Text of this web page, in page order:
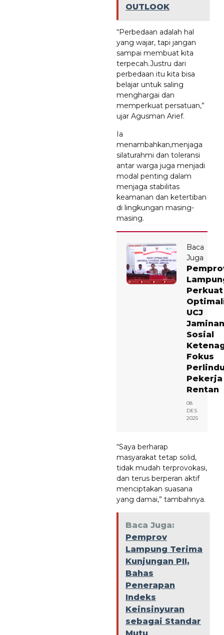
OUTLOOK
“Perbedaan adalah hal
yang wajar, tapi jangan
sampai membuat kita
terpecah.Justru dari
perbedaan itu kita bisa
belajar untuk saling
menghargai dan
memperkuat persatuan,”
ujar Agusman Arief.
Ia
menambahkan,menjaga
silaturahmi dan toleransi
antar warga juga menjadi
modal penting dalam
menjaga stabilitas
keamanan dan ketertiban
di lingkungan masing-
masing.
Baca
Juga
Perkuat
UCJ
Jaminan
Sosial
Fokus
Pekerja
Rentan
08
DES
2025
“Saya berharap
masyarakat tetap solid,
tidak mudah terprovokasi,
dan terus berperan aktif
menciptakan suasana
yang damai,” tambahnya.
Baca Juga:
Pemprov
Lampung Terima
Kunjungan PII,
Bahas
Penerapan
Indeks
Keinsinyuran
sebagai Standar